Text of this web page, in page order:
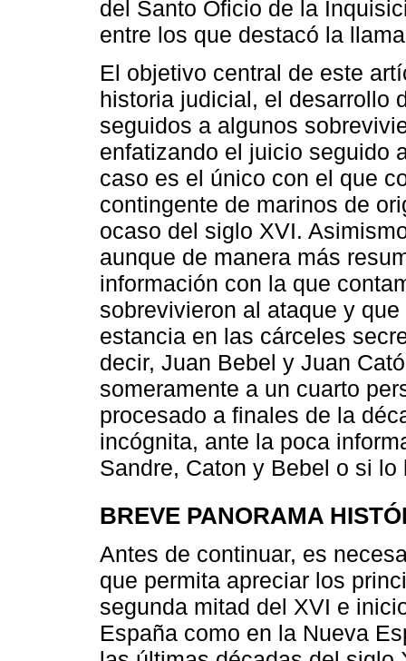
del Santo Oficio de la
entre los que destacó la
El objetivo central de este
historia judicial, el desarrollo
seguidos a algunos
enfatizando el juicio seguido
caso es el único con el que
contingente de marinos de
ocaso del siglo XVI.
aunque de manera más
información con la que
sobrevivieron al ataque y
estancia en las cárceles
decir, Juan Bebel y Juan
someramente a un cuarto
procesado a finales de la
incógnita, ante la poca
Sandre, Caton y Bebel o si
BREVE PANORAMA
Antes de continuar, es
que permita apreciar los
segunda mitad del XVI e
España como en la Nueva